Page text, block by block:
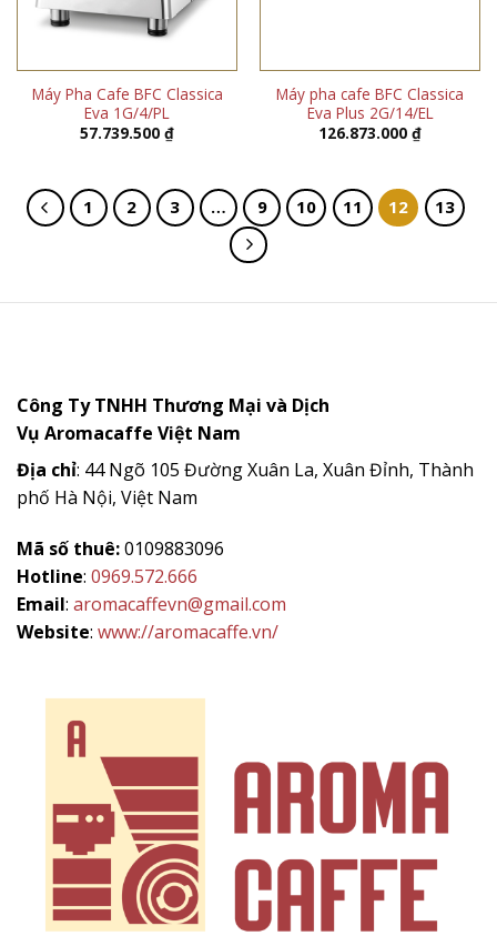
Máy Pha Cafe BFC Classica
Eva 1G/4/PL
57.739.500 ₫
Máy pha cafe BFC Classica
Eva Plus 2G/14/EL
126.873.000 ₫
1 2 3 … 9 10 11 12 13
Công Ty TNHH Thương Mại và Dịch
Vụ Aromacaffe Việt Nam
Địa chỉ: 44 Ngõ 105 Đường Xuân La, Xuân Đỉnh, Thành
phố Hà Nội, Việt Nam
Mã số thuê:0109883096
Hotline: 0969.572.666
Email: aromacaffevn@gmail.com
Website: www://aromacaffe.vn/